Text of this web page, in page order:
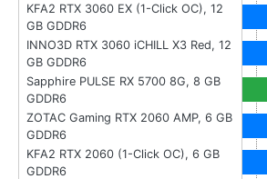
KFA2 RTX 3060 EX (1-Click OC), 12
GB GDDR6
INNO3D RTX 3060 iCHILL X3 Red, 12
GB GDDR6
Sapphire PULSE RX 5700 8G, 8 GB
GDDR6
ZOTAC Gaming RTX 2060 AMP, 6 GB
GDDR6
KFA2 RTX 2060 (1-Click OC), 6 GB
GDDR6